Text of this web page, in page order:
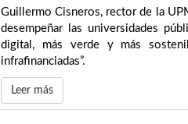
Guillermo Cisneros, rector de la
desempeñar las universidades
digital, más verde y más
infrafinanciadas”.
Leer más